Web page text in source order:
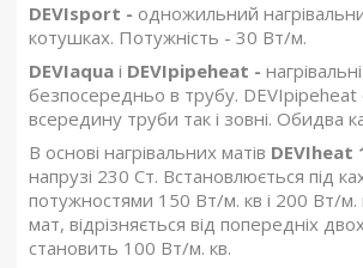
DEVIsport - одножильний
котушках. Потужність - 30 Вт/м.
DEVIaqua і DEVIpipeheat -
безпосередньо в трубу.
всередину труби так і зовні. Обидва
В основі нагрівальних матів DEVIheat
напрузі 230 Ст. Встановлюється під
потужностями 150 Вт/м. кв і 200 Вт/м.
мат, відрізняється від попередніх
становить 100 Вт/м. кв.